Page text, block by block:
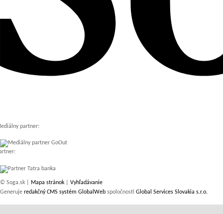
partner:
© Soga.sk | Mapa stránok
Vyhľadávanie
Generuje redakčný CMS systém GlobalWeb spoločnosti Global Services Slovakia s.r.o.